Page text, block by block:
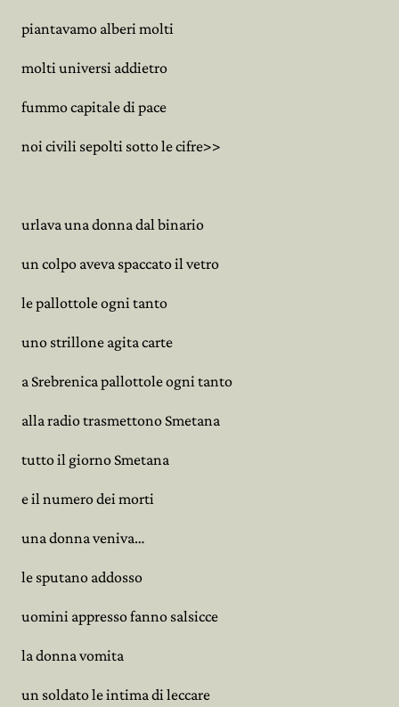
piantavamo alberi molti
molti universi addietro
fummo capitale di pace
noi civili sepolti sotto le cifre>>
urlava una donna dal binario
un colpo aveva spaccato il vetro
le pallottole ogni tanto
uno strillone agita carte
a Srebrenica pallottole ogni tanto
alla radio trasmettono Smetana
tutto il giorno Smetana
e il numero dei morti
una donna veniva…
le sputano addosso
uomini appresso fanno salsicce
la donna vomita
un soldato le intima di leccare